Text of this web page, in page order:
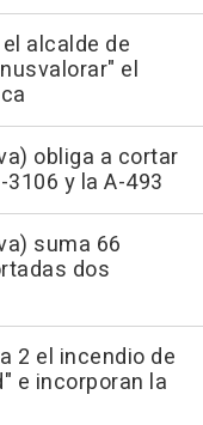
alcalde de
el
obliga a cortar
y la A-493
suma 66
dos
2 el incendio de
e incorporan la